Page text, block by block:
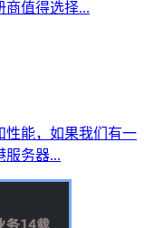
商值得选择...
性能，如果我们有一
服务器...